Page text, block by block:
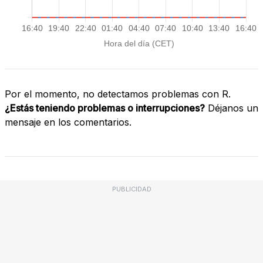
Por el momento, no detectamos problemas con R.
¿Estás teniendo problemas o interrupciones? Déjanos un
mensaje en los comentarios.
PUBLICIDAD